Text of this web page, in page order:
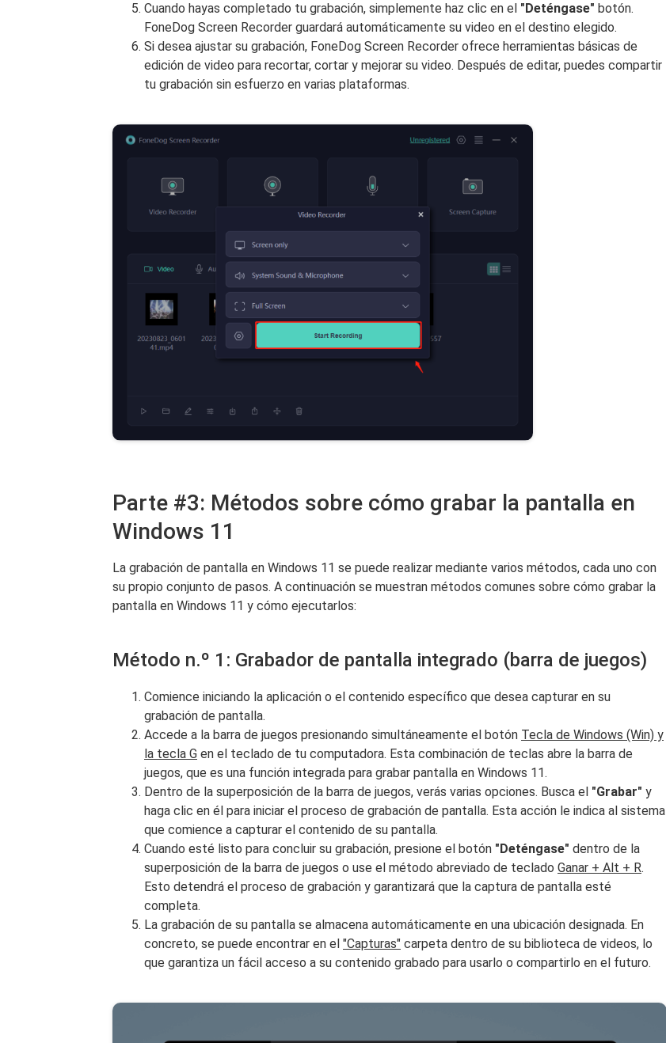
Cuando hayas completado tu grabación, simplemente haz clic en el "Deténgase" botón.
FoneDog Screen Recorder guardará automáticamente su video en el destino elegido.
Si desea ajustar su grabación, FoneDog Screen Recorder ofrece herramientas básicas de
edición de video para recortar, cortar y mejorar su video. Después de editar, puedes compartir
tu grabación sin esfuerzo en varias plataformas.
Parte #3: Métodos sobre cómo grabar la pantalla en
Windows 11
La grabación de pantalla en Windows 11 se puede realizar mediante varios métodos, cada uno con
su propio conjunto de pasos. A continuación se muestran métodos comunes sobre cómo grabar la
pantalla en Windows 11 y cómo ejecutarlos:
Método n.º 1: Grabador de pantalla integrado (barra de juegos)
Comience iniciando la aplicación o el contenido específico que desea capturar en su
grabación de pantalla.
Accede a la barra de juegos presionando simultáneamente el botón Tecla de Windows (Win) y
la tecla G en el teclado de tu computadora. Esta combinación de teclas abre la barra de
juegos, que es una función integrada para grabar pantalla en Windows 11.
Dentro de la superposición de la barra de juegos, verás varias opciones. Busca el "Grabar" y
haga clic en él para iniciar el proceso de grabación de pantalla. Esta acción le indica al sistema
que comience a capturar el contenido de su pantalla.
Cuando esté listo para concluir su grabación, presione el botón "Deténgase" dentro de la
superposición de la barra de juegos o use el método abreviado de teclado Ganar + Alt + R.
Esto detendrá el proceso de grabación y garantizará que la captura de pantalla esté
completa.
La grabación de su pantalla se almacena automáticamente en una ubicación designada. En
concreto, se puede encontrar en el "Capturas" carpeta dentro de su biblioteca de videos, lo
que garantiza un fácil acceso a su contenido grabado para usarlo o compartirlo en el futuro.